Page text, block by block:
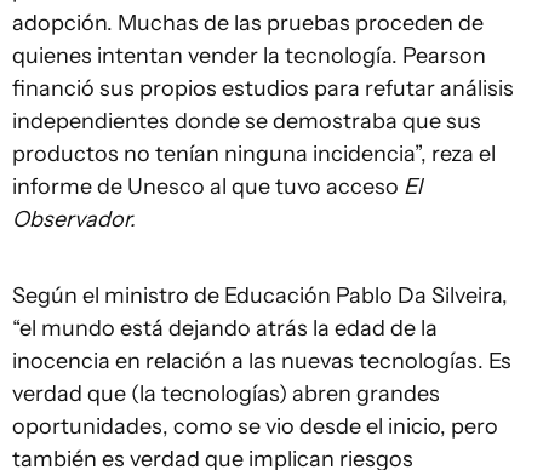
adopción. Muchas de las pruebas proceden de
quienes intentan vender la tecnología. Pearson
financió sus propios estudios para refutar análisis
independientes donde se demostraba que sus
productos no tenían ninguna incidencia”, reza el
informe de Unesco al que tuvo acceso El
Observador.
Según el ministro de Educación Pablo Da Silveira,
“el mundo está dejando atrás la edad de la
inocencia en relación a las nuevas tecnologías. Es
verdad que (la tecnologías) abren grandes
oportunidades, como se vio desde el inicio, pero
también es verdad que implican riesgos